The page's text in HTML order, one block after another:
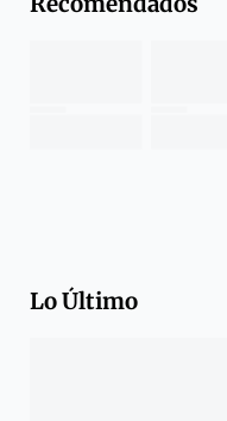
Lo Último